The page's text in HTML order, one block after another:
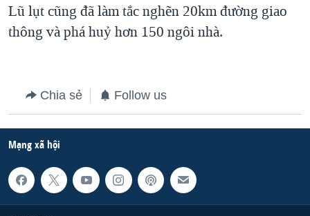
Lũ lụt cũng đã làm tắc nghẽn 20km đường giao
thông và phá huỷ hơn 150 ngôi nhà.
Chia sẻ Follow us
Mạng xã hội